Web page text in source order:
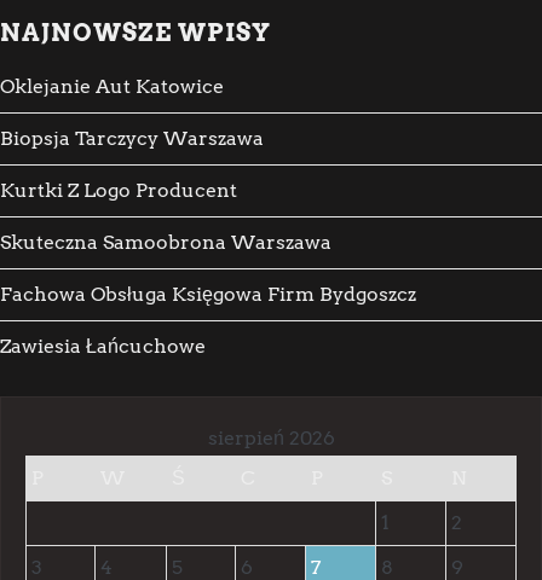
NAJNOWSZE WPISY
Oklejanie Aut Katowice
Biopsja Tarczycy Warszawa
Kurtki Z Logo Producent
Skuteczna Samoobrona Warszawa
Fachowa Obsługa Księgowa Firm Bydgoszcz
Zawiesia Łańcuchowe
sierpień 2026
1
2
3
4 5 6 7 8
9